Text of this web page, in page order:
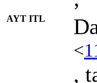
AYT ITL
<
,